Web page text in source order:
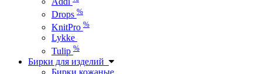
Drops %
KnitPro %
Lykke
Tulip %
Бирки для изделий
Бирки кожаные